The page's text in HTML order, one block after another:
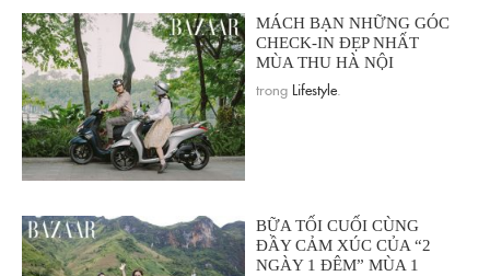
MÁCH BẠN NHỮNG GÓC
CHECK-IN ĐẸP NHẤT
MÙA THU HÀ NỘI
trong Lifestyle
BỮA TỐI CUỐI CÙNG
ĐẦY CẢM XÚC CỦA “2
NGÀY 1 ĐÊM” MÙA 1